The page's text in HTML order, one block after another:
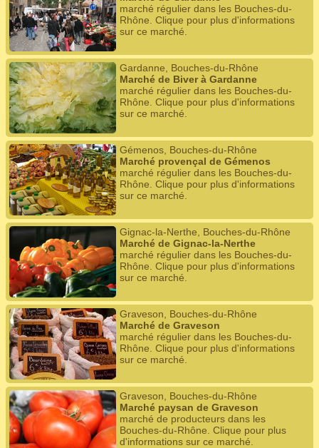
marché régulier dans les Bouches-du-
Rhône. Clique pour plus d'informations
sur ce marché.
Gardanne, Bouches-du-Rhône
Marché de Biver à Gardanne
marché régulier dans les Bouches-du-
Rhône. Clique pour plus d'informations
sur ce marché.
Gémenos, Bouches-du-Rhône
Marché provençal de Gémenos
marché régulier dans les Bouches-du-
Rhône. Clique pour plus d'informations
sur ce marché.
Gignac-la-Nerthe, Bouches-du-Rhône
Marché de Gignac-la-Nerthe
marché régulier dans les Bouches-du-
Rhône. Clique pour plus d'informations
sur ce marché.
Graveson, Bouches-du-Rhône
Marché de Graveson
marché régulier dans les Bouches-du-
Rhône. Clique pour plus d'informations
sur ce marché.
Graveson, Bouches-du-Rhône
Marché paysan de Graveson
marché de producteurs dans les
Bouches-du-Rhône. Clique pour plus
d'informations sur ce marché.